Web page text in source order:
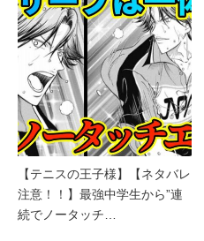
【テニスの王子様】【ネタバレ
注意！！】最強中学生から”連
続でノータッチ…